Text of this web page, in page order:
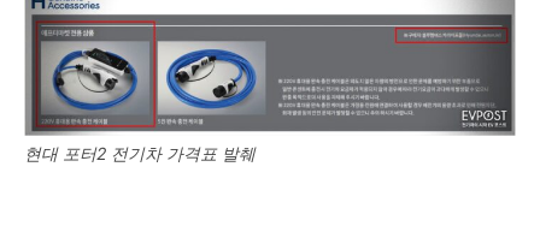
현대 포터2 전기차 가격표 발췌